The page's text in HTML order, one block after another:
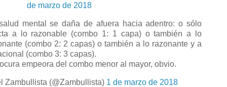
de marzo de 2018
mental se daña de afuera hacia adentro: o sólo
a lo razonable (combo 1: 1 capa) o también a lo
(combo 2: 2 capas) o también a lo razonante y a
(combo 3: 3 capas).
empeora del combo menor al mayor, obvio.
Zambullista (@Zambullista) 1 de marzo de 2018